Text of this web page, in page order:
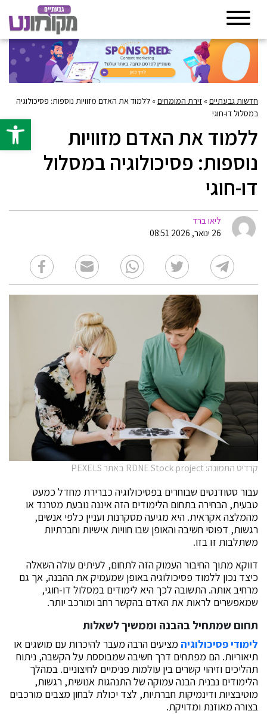
פתח
חדשות גבעתיים» זירת המומחים» ללמוד את האדם מזוויות נוספות: פסיכולוגיה
במסלול דו-חוגי
ללמוד את האדם מזוויות
נוספות: פסיכולוגיה במסלול
דו-חוגי
ליאו ברד
26 ינואר, 2026 08:51
קרדיט התמונה: RDNE Stock project באתר PEXELS
עבור סטודנטים שבוחרים בפסיכולוגיה כברירת מחדל כמעט
טבעית, הבחירה בתחום הלימודים הזה איננה נובעת מטרנד או
מהמלצה אקראית. היא מגיעה מסקרנות ועניין כלפי אנשים,
רגשות, דפוסי חשיבה והאופן שבו חוויות אישיות וחברתיות
משתלבות זו בזו.
דווקא מתוך החיבור העמוק הזה לתחום, לעיתים עולה השאלה
כיצד נכון ללמוד פסיכולוגיה באופן שמעמיק את ההבנה, אך גם
מרחיב אותה. התשובה לכך היא לימודים במסלול דו-חוגי,
שמאפשרים לראות את האדם בהקשר רחב ומורכב יותר.
תחום שמתחיל בהבנה וממשיך לשאלות
לימודי פסיכולוגיה מציעים הרבה מעבר להיכרות עם מושגים או
תיאוריות. הם מפתחים דרך חשיבה שמבוססת על הקשבה, ניתוח
תהליכים וזיהוי קשרים בין עולמות פנימיים לחיצוניים. במהלך
הלימודים נבנית הבנה עמוקה של התנהגות אנושית, רגשות,
מוטיבציות ודינמיקות חברתיות, לצד יכולת לבחון מצבים מורכבים
בצורה מאוזנת ומדויקת.